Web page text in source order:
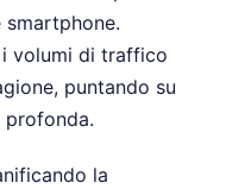
volumi di traffico
puntando su
profonda.
la